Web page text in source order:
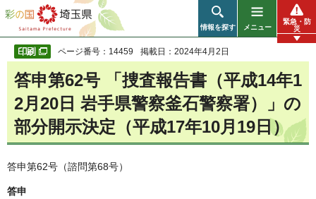
彩の国 埼玉県
情報を探す メニュー
緊急・防
災
ページ番号：14459 掲載日：2024年4月2日
答申第62号 「捜査報告書（平成14年1
2月20日 岩手県警察釜石警察署）」の
部分開示決定（平成17年10月19日）
答申第62号（諮問第68号）
答申